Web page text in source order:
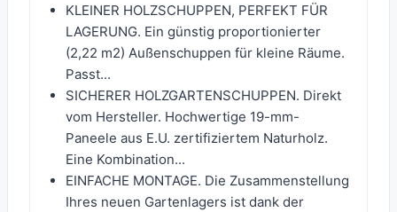
KLEINER HOLZSCHUPPEN, PERFEKT FÜR
LAGERUNG. Ein günstig proportionierter
(2,22 m2) Außenschuppen für kleine Räume.
Passt...
SICHERER HOLZGARTENSCHUPPEN. Direkt
vom Hersteller. Hochwertige 19-mm-
Paneele aus E.U. zertifiziertem Naturholz.
Eine Kombination...
EINFACHE MONTAGE. Die Zusammenstellung
Ihres neuen Gartenlagers ist dank der